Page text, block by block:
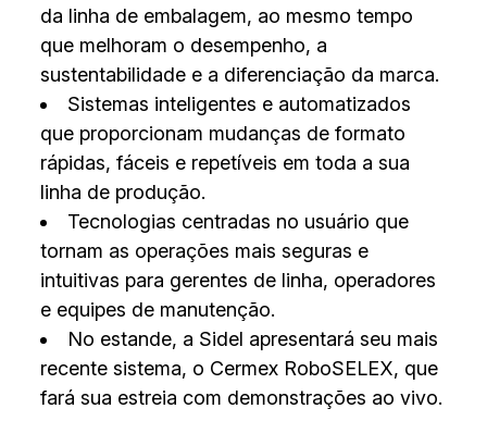
da linha de embalagem, ao mesmo tempo
que melhoram o desempenho, a
sustentabilidade e a diferenciação da marca.
Sistemas inteligentes e automatizados
que proporcionam mudanças de formato
rápidas, fáceis e repetíveis em toda a sua
linha de produção.
Tecnologias centradas no usuário que
tornam as operações mais seguras e
intuitivas para gerentes de linha, operadores
e equipes de manutenção.
No estande, a Sidel apresentará seu mais
recente sistema, o Cermex RoboSELEX, que
fará sua estreia com demonstrações ao vivo.